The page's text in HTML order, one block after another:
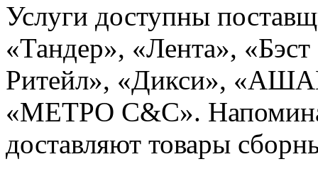
Услуги доступны
«Тандер», «Лента»,
Ритейл», «Дикси»,
«МЕТРО С&C».
доставляют товары